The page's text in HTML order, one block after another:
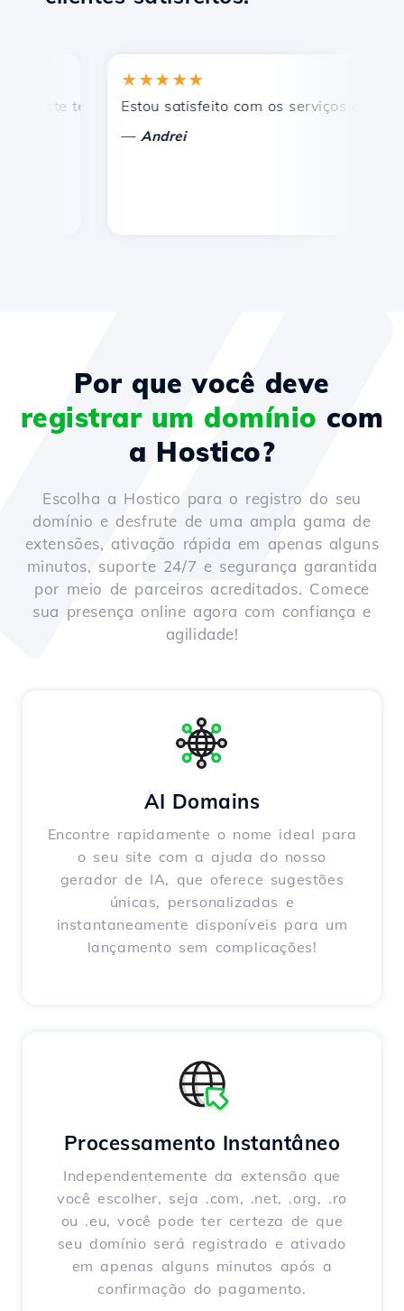
técnico rápido e eficiente.
★★★★★
Estou satisfeito com os serviços oferecidos
Andrei
Por que você deve
registrar um domínio com
a Hostico?
Escolha a Hostico para o registro do seu
domínio e desfrute de uma ampla gama de
extensões, ativação rápida em apenas alguns
minutos, suporte 24/7 e segurança garantida
por meio de parceiros acreditados. Comece
sua presença online agora com confiança e
agilidade!
AI Domains
Encontre rapidamente o nome ideal para
o seu site com a ajuda do nosso
gerador de IA, que oferece sugestões
únicas, personalizadas e
instantaneamente disponíveis para um
lançamento sem complicações!
Processamento Instantâneo
Independentemente da extensão que
você escolher, seja .com, .net, .org, .ro
ou .eu, você pode ter certeza de que
seu domínio será registrado e ativado
em apenas alguns minutos após a
confirmação do pagamento.